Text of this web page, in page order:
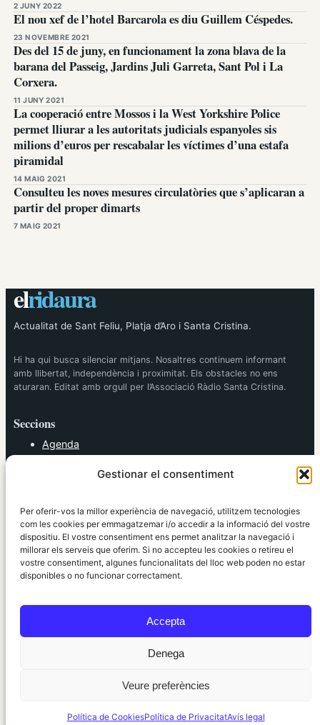
Gestionar el consentiment
Per oferir-vos la millor experiència de navegació, utilitzem tecnologies
com les cookies per emmagatzemar i/o accedir a la informació del vostre
dispositiu. El vostre consentiment ens permet analitzar la navegació i
millorar els serveis que oferim. Si no accepteu les cookies o retireu el
vostre consentiment, algunes funcionalitats del lloc web poden no estar
disponibles o no funcionar correctament.
Accepta
Denega
Veure preferències
Política de CookiesPolítica de PrivacitatAvís legal
2 JUNY 2022
El nou xef de l’hotel Barcarola es diu Guillem Céspedes.
23 NOVEMBRE 2021
Des del 15 de juny, en funcionament la zona blava de la
barana del Passeig, Jardins Juli Garreta, Sant Pol i La
Corxera.
11 JUNY 2021
La cooperació entre Mossos i la West Yorkshire Police
permet lliurar a les autoritats judicials espanyoles sis
milions d’euros per rescabalar les víctimes d’una estafa
piramidal
14 MAIG 2021
Consulteu les noves mesures circulatòries que s’aplicaran a
partir del proper dimarts
7 MAIG 2021
elridaura
Actualitat de Sant Feliu, Platja d’Aro i Santa Cristina.
Hi ha qui busca silenciar mitjans. Nosaltres continuem informant
amb llibertat, independència i proximitat. Els obstacles no ens
aturaran. Editat amb orgull per l’Associació Ràdio Santa Cristina.
Seccions
Agenda
Política
Societat
Tendències
elRidaura.com
Informació local, clara i propera ·Accés administració